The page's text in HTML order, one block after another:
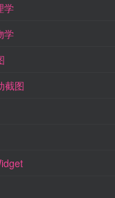
学
学
截图